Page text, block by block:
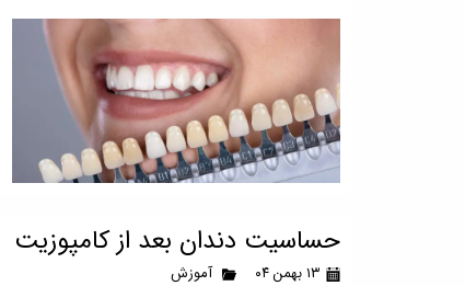
حساسیت دندان بعد از کامپوزیت
۱۳ بهمن ۰۴
آموزش